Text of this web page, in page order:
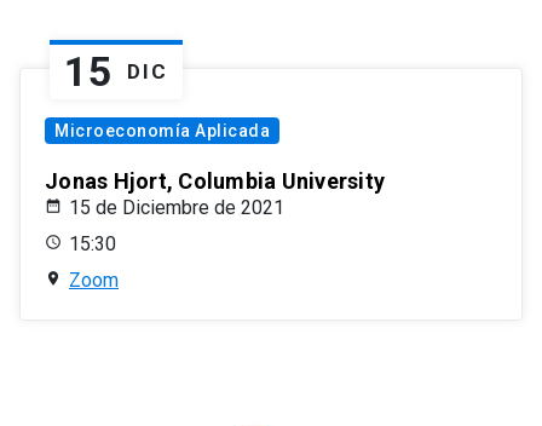
15 DIC
Microeconomía Aplicada
Jonas Hjort, Columbia University
15 de Diciembre de 2021
15:30
Zoom